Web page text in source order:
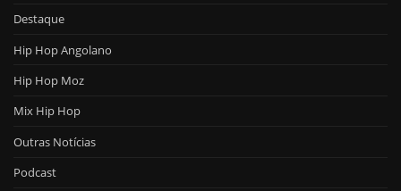
Destaque
Hip Hop Angolano
Hip Hop Moz
Mix Hip Hop
Outras Notícias
Podcast